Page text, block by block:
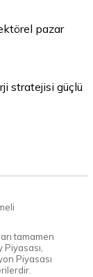
pazar
stratejisi güçlü
tamamen
Piyasası,
Piyasası